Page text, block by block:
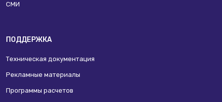
СМИ
ПОДДЕРЖКА
Техническая документация
Рекламные материалы
Программы расчетов